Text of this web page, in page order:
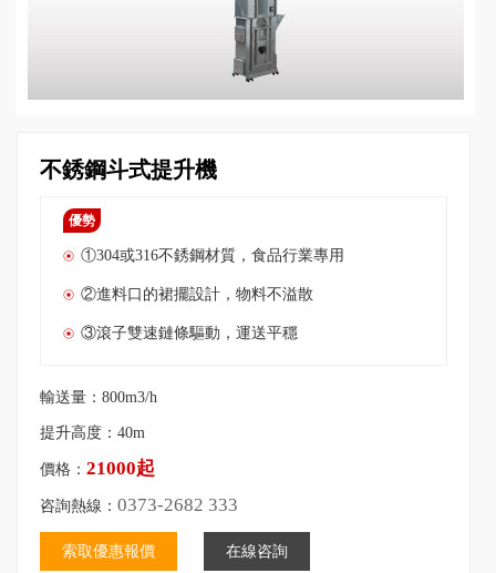
不銹鋼斗式提升機
優勢
①304或316不銹鋼材質，食品行業專用
②進料口的裙擺設計，物料不溢散
③滾子雙速鏈條驅動，運送平穩
輸送量：800m3/h
提升高度：40m
價格： 21000起
咨詢熱線： 0373-2682 333
索取優惠報價 在線咨詢